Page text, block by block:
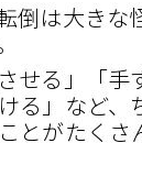
倒は大きな
せる」「手
る」など、
とがたくさ